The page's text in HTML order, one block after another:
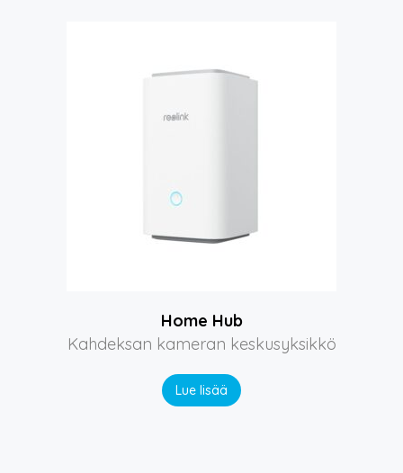
Home Hub
Kahdeksan kameran keskusyksikkö
Lue lisää